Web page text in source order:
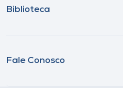
Biblioteca
Fale Conosco